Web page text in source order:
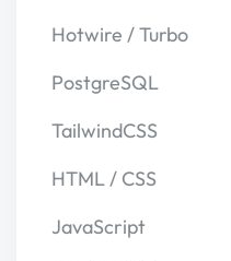
Hotwire / Turbo
PostgreSQL
TailwindCSS
HTML / CSS
JavaScript